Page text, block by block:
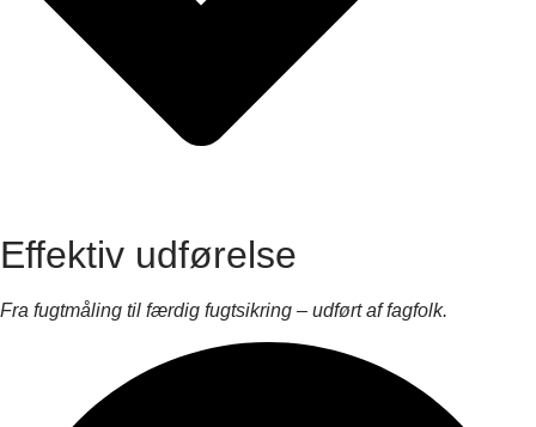
Effektiv udførelse
Fra fugtmåling til færdig fugtsikring – udført af fagfolk.